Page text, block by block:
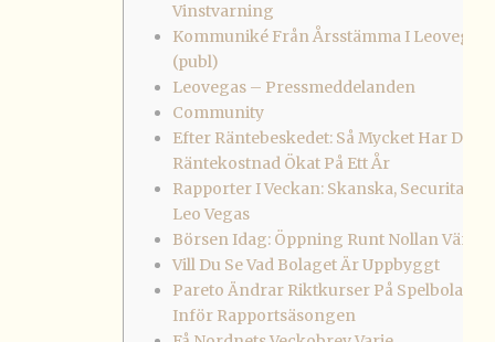
Vinstvarning
Kommuniké Från Årsstämma I Leovegas
(publ)
Leovegas – Pressmeddelanden
Community
Efter Räntebeskedet: Så Mycket Har Din
Räntekostnad Ökat På Ett År
Rapporter I Veckan: Skanska, Securitas
Leo Vegas
Börsen Idag: Öppning Runt Nollan Väntas
Vill Du Se Vad Bolaget Är Uppbyggt
Pareto Ändrar Riktkurser På Spelbolagen
Inför Rapportsäsongen